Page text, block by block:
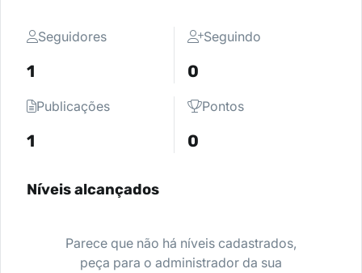
Seguidores
1
Seguindo
0
Publicações
1
Pontos
0
Níveis alcançados
Parece que não há níveis cadastrados,
peça para o administrador da sua